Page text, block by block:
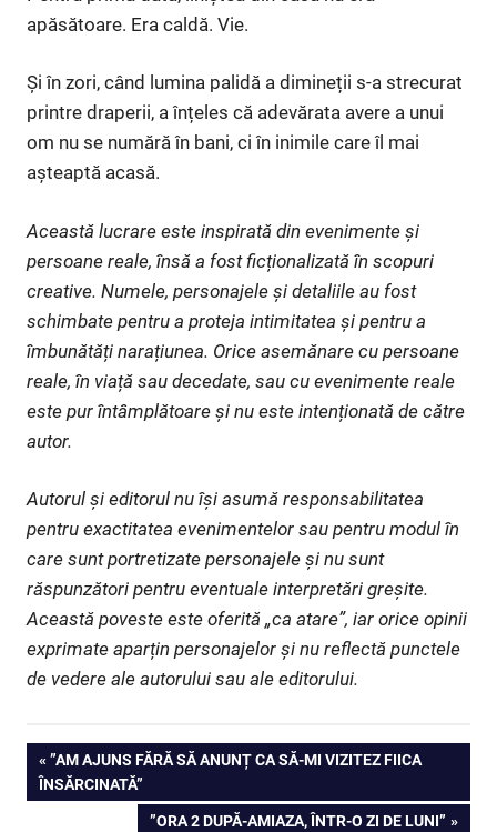
apăsătoare. Era caldă. Vie.
Și în zori, când lumina palidă a dimineții s-a strecurat
printre draperii, a înțeles că adevărata avere a unui
om nu se numără în bani, ci în inimile care îl mai
așteaptă acasă.
Această lucrare este inspirată din evenimente și
persoane reale, însă a fost ficționalizată în scopuri
creative. Numele, personajele și detaliile au fost
schimbate pentru a proteja intimitatea și pentru a
îmbunătăți narațiunea. Orice asemănare cu persoane
reale, în viață sau decedate, sau cu evenimente reale
este pur întâmplătoare și nu este intenționată de către
autor.
Autorul și editorul nu își asumă responsabilitatea
pentru exactitatea evenimentelor sau pentru modul în
care sunt portretizate personajele și nu sunt
răspunzători pentru eventuale interpretări greșite.
Această poveste este oferită „ca atare”, iar orice opinii
exprimate aparțin personajelor și nu reflectă punctele
de vedere ale autorului sau ale editorului.
Navigare
în
PREVIOUS
POST:
”AM AJUNS FĂRĂ SĂ ANUNȚ CA SĂ-MI VIZITEZ FIICA
ÎNSĂRCINATĂ”
NEXT
”ORA 2 DUPĂ-AMIAZA, ÎNTR-O ZI DE LUNI”